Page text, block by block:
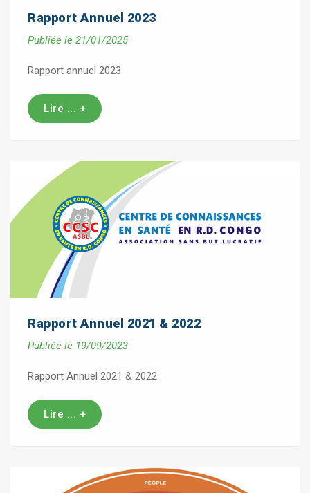
Rapport Annuel 2023
Publiée le 21/01/2025
Rapport annuel 2023
Lire ... +
Rapport Annuel 2021 & 2022
Publiée le 19/09/2023
Rapport Annuel 2021 & 2022
Lire ... +